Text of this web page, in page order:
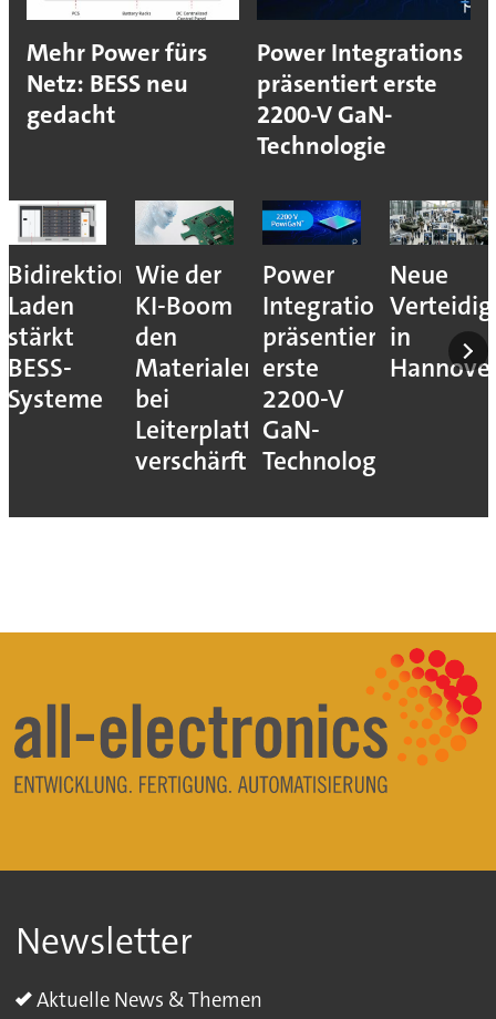
Mehr Power fürs
Netz: BESS neu
gedacht
Power Integrations
präsentiert erste
2200-V GaN-
Technologie
Bidirektionales
Laden
stärkt
BESS-
Systeme
Wie der
KI-Boom
den
Materialengpass
bei
Leiterplatten
verschärft
Power
Integrations
präsentiert
erste
2200-V
GaN-
Technologie
Neue
in
Newsletter
Aktuelle News & Themen